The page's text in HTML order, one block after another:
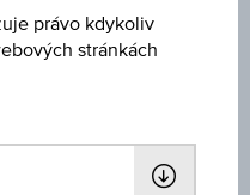
právo kdykoliv
stránkách